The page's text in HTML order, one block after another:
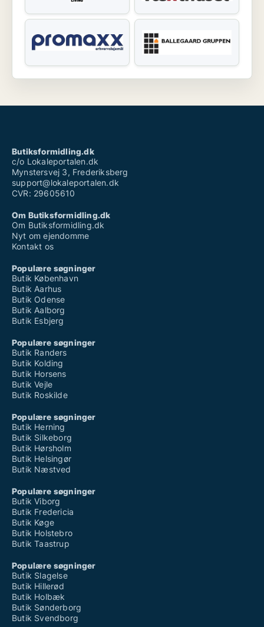
Butiksformidling.dk
c/o Lokaleportalen.dk
Mynstersvej 3, Frederiksberg
support@lokaleportalen.dk
CVR: 29605610
Om Butiksformidling.dk
Om Butiksformidling.dk
Nyt om ejendomme
Kontakt os
Populære søgninger
Butik København
Butik Aarhus
Butik Odense
Butik Aalborg
Butik Esbjerg
Populære søgninger
Butik Randers
Butik Kolding
Butik Horsens
Butik Vejle
Butik Roskilde
Populære søgninger
Butik Herning
Butik Silkeborg
Butik Hørsholm
Butik Helsingør
Butik Næstved
Populære søgninger
Butik Viborg
Butik Fredericia
Butik Køge
Butik Holstebro
Butik Taastrup
Populære søgninger
Butik Slagelse
Butik Hillerød
Butik Holbæk
Butik Sønderborg
Butik Svendborg